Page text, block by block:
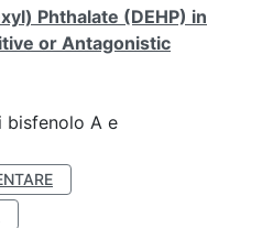
Phthalate (DEHP) in
or Antagonistic
bisfenolo A e